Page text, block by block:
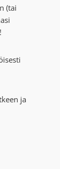
(tai
ja